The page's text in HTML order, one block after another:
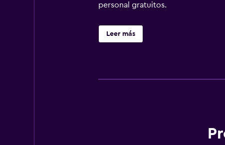
personal gratuitos.
Leer más